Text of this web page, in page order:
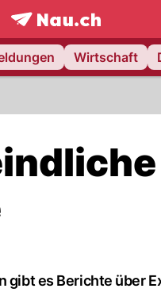
frontpage.NAU.ch
Wirtschaft
es Berichte über